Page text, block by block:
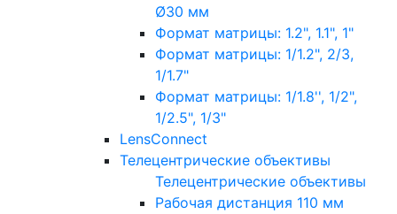
Ø30 мм
Формат матрицы: 1.2", 1.1", 1"
Формат матрицы: 1/1.2", 2/3,
1/1.7"
Формат матрицы: 1/1.8'', 1/2",
1/2.5", 1/3"
LensConnect
Телецентрические объективы
Телецентрические объективы
Рабочая дистанция 110 мм